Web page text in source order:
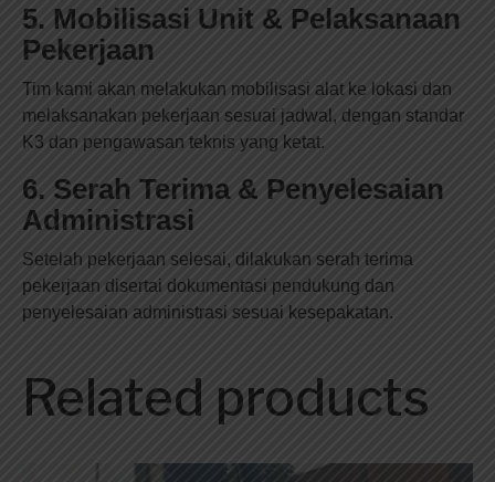
5. Mobilisasi Unit & Pelaksanaan
Pekerjaan
Tim kami akan melakukan mobilisasi alat ke lokasi dan
melaksanakan pekerjaan sesuai jadwal, dengan standar
K3 dan pengawasan teknis yang ketat.
6. Serah Terima & Penyelesaian
Administrasi
Setelah pekerjaan selesai, dilakukan serah terima
pekerjaan disertai dokumentasi pendukung dan
penyelesaian administrasi sesuai kesepakatan.
Related products